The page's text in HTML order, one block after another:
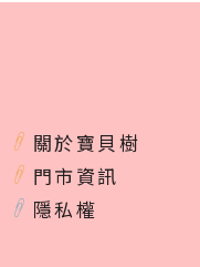
關於寶貝樹
門市資訊
隱私權